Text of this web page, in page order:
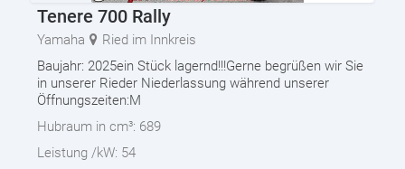
Tenere 700 Rally
Yamaha
Ried im Innkreis
Baujahr: 2025ein Stück lagernd!!!Gerne begrüßen wir Sie
in unserer Rieder Niederlassung während unserer
Öffnungszeiten:M
Hubraum in cm³: 689
Leistung /kW: 54